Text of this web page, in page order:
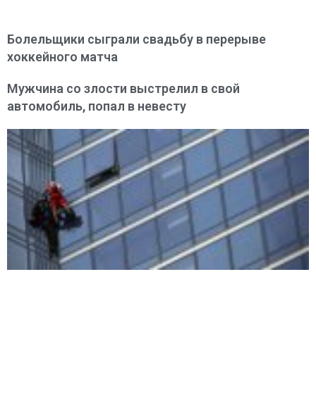
Болельщики сыграли свадьбу в перерыве
хоккейного матча
Мужчина со злости выстрелил в свой
автомобиль, попал в невесту